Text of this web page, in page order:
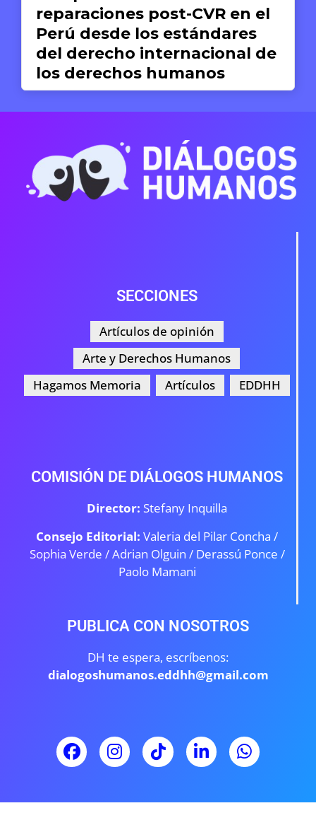
reparaciones post-CVR en el
Perú desde los estándares
del derecho internacional de
los derechos humanos
SECCIONES
Artículos de opinión
Arte y Derechos Humanos
Hagamos Memoria
Artículos EDDHH
COMISIÓN DE DIÁLOGOS HUMANOS
Director: Stefany Inquilla
Consejo Editorial: Valeria del Pilar Concha /
Sophia Verde /Adrian Olguin / Derassú Ponce /
Paolo Mamani
PUBLICA CON NOSOTROS
DH te espera, escríbenos:
dialogoshumanos.eddhh@gmail.com